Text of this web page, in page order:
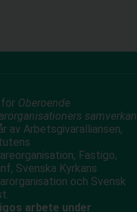
för Oberoende
samverkan
av Arbetsgivaralliansen,
Fastigo,
Svenska Kyrkans
och Svensk
arbete under